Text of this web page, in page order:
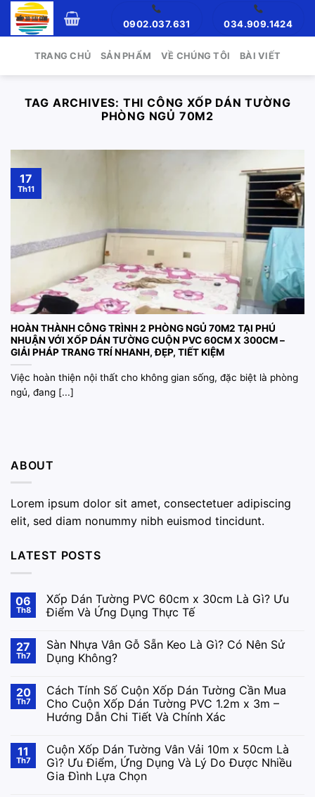
Skip
0902.037.631 034.909.1424
TRANG CHỦ SẢN PHẨM VỀ CHÚNG TÔI BÀI VIẾT
TAG ARCHIVES: THI CÔNG XỐP DÁN TƯỜNG
PHÒNG NGỦ 70M2
HOÀN THÀNH CÔNG TRÌNH 2 PHÒNG NGỦ 70M2 TẠI PHÚ
NHUẬN VỚI XỐP DÁN TƯỜNG CUỘN PVC 60CM X 300CM –
GIẢI PHÁP TRANG TRÍ NHANH, ĐẸP, TIẾT KIỆM
Việc hoàn thiện nội thất cho không gian sống, đặc biệt là phòng
ngủ, đang [...]
17
Th11
ABOUT
Lorem ipsum dolor sit amet, consectetuer adipiscing
elit, sed diam nonummy nibh euismod tincidunt.
LATEST POSTS
06
Th8
Xốp Dán Tường PVC 60cm x 30cm Là Gì? Ưu
Điểm Và Ứng Dụng Thực Tế
27
Th7
Sàn Nhựa Vân Gỗ Sẵn Keo Là Gì? Có Nên Sử
Dụng Không?
20
Th7
Cách Tính Số Cuộn Xốp Dán Tường Cần Mua
Cho Cuộn Xốp Dán Tường PVC 1.2m x 3m –
Hướng Dẫn Chi Tiết Và Chính Xác
11
Th7
Cuộn Xốp Dán Tường Vân Vải 10m x 50cm Là
Gì? Ưu Điểm, Ứng Dụng Và Lý Do Được Nhiều
Gia Đình Lựa Chọn